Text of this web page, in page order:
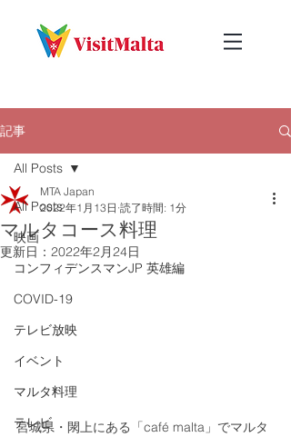
記事
All Posts
映画
コンフィデンスマンJP 英雄編
COVID-19
テレビ放映
イベント
マルタ料理
テレビ
All Posts
マルタコース料理
MTA Japan
2022年1月13日 読了時間: 1分
更新日： 2022年2月24日
宮城県・閖上にある「café malta」でマルタ